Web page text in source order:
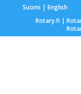
Suomi
English
Rotary.fi |